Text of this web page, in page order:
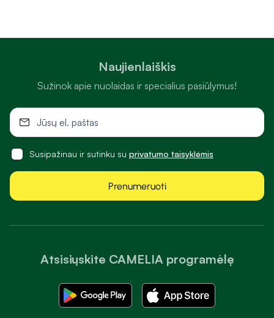
Atsisiųskite CAMELIA programėlę
Naujienlaiškis
Sužinok apie nuolaidas ir specialius pasiūlymus!
Susipažinau ir sutinku su privatumo taisyklėmis
Prenumeruoti